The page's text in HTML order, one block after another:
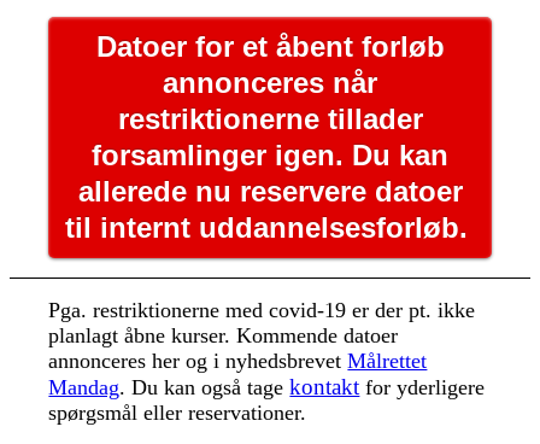
Datoer for et åbent forløb
annonceres når
restriktionerne tillader
forsamlinger igen. Du kan
allerede nu reservere datoer
til internt uddannelsesforløb.
Pga. restriktionerne med covid-19 er der pt. ikke
planlagt åbne kurser. Kommende datoer
annonceres her og i nyhedsbrevetMålrettet
Mandag.Du kan også tagekontakt for yderligere
spørgsmål eller reservationer.